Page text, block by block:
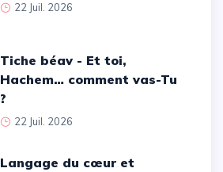
22 Juil. 2026
Tiche béav - Et toi,
Hachem… comment vas-Tu
?
22 Juil. 2026
Langage du cœur et